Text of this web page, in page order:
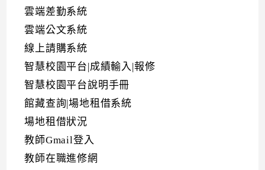
雲端差勤系統
雲端公文系統
線上請購系統
智慧校園平台|成績輸入|報修
智慧校園平台說明手冊
館藏查詢|場地租借系統
場地租借狀況
教師Gmail登入
教師在職進修網